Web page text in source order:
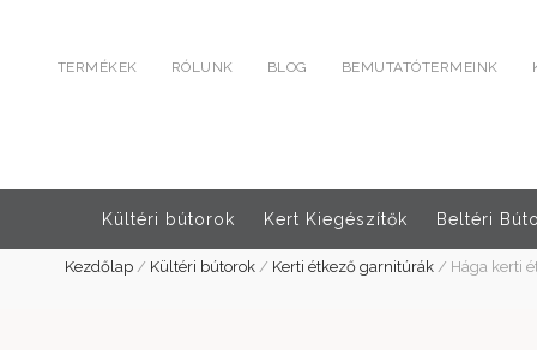
TERMÉKEK RÓLUNK BLOG BEMUTATÓTERMEINK
Kültéri bútorok Kert Kiegészítők Beltéri
Kezdőlap/ Kültéri bútorok/ Kerti étkező garnitúrák/ Hága kerti